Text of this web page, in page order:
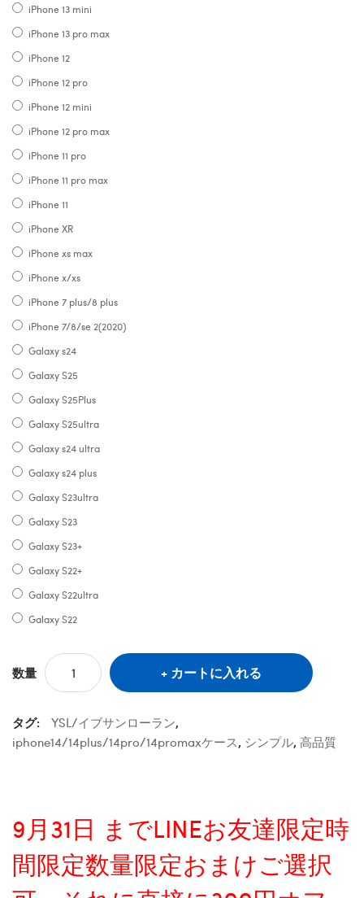
iPhone 13 mini
iPhone 13 pro max
iPhone 12
iPhone 12 pro
iPhone 12 mini
iPhone 12 pro max
iPhone 11 pro
iPhone 11 pro max
iPhone 11
iPhone XR
iPhone xs max
iPhone x/xs
iPhone 7 plus/8 plus
iPhone 7/8/se 2(2020)
Galaxy s24
Galaxy S25
Galaxy S25Plus
Galaxy S25ultra
Galaxy s24 ultra
Galaxy s24 plus
Galaxy S23ultra
Galaxy S23
Galaxy S23+
Galaxy S22+
Galaxy S22ultra
Galaxy S22
数量 カートに入れる
タグ: YSL/イブサンローラン,
iphone14/14plus/14pro/14promaxケース, シンプル, 高品質
9月31日 までLINEお友達限定時
間限定数量限定おまけご選択